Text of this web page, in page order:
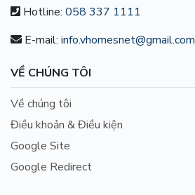
Hotline: 058 337 1111
E-mail: info.vhomesnet@gmail.com
VỀ CHÚNG TÔI
Về chúng tôi
Điều khoản & Điều kiện
Google Site
Google Redirect